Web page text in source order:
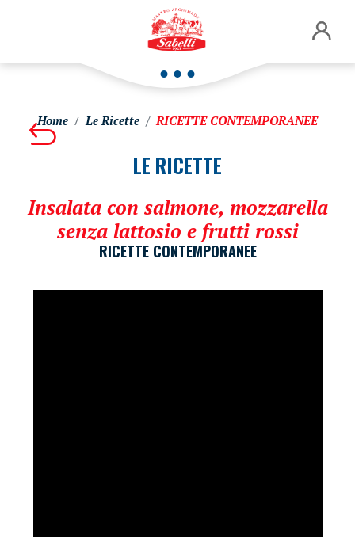
Home Le Ricette RICETTE CONTEMPORANEE
LE RICETTE
Insalata con salmone, mozzarella
senza lattosio e frutti rossi
RICETTE CONTEMPORANEE